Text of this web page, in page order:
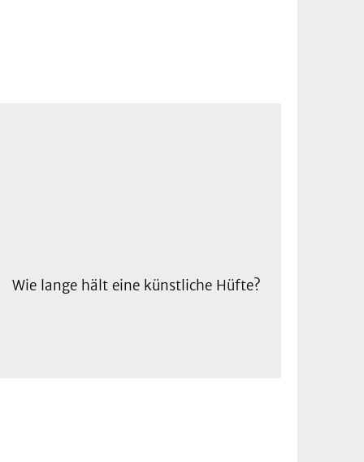
Wie lange hält eine künstliche Hüfte?